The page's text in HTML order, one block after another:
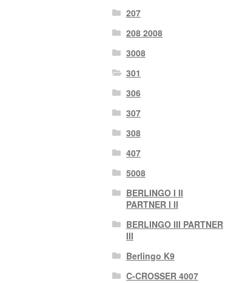
207
208 2008
3008
301
306
307
308
407
5008
BERLINGO I II
PARTNER I II
BERLINGO III PARTNER
III
Berlingo K9
C-CROSSER 4007